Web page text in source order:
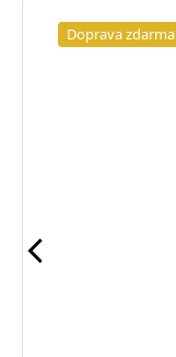
Doprava zdarma